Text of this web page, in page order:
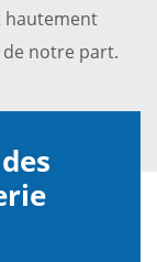
hautement
notre part.